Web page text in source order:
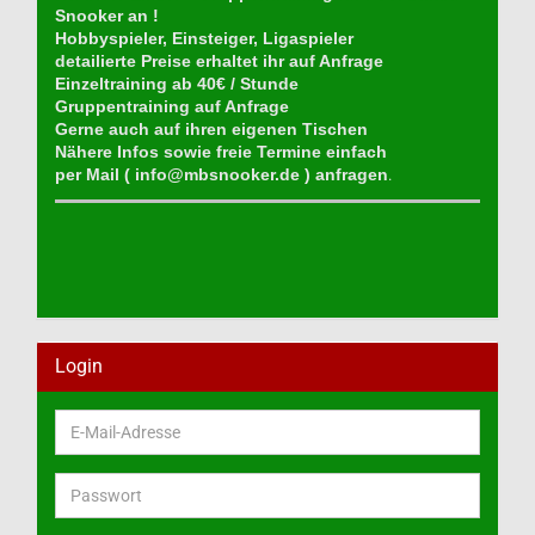
Snooker an !
Hobbyspieler, Einsteiger, Ligaspieler
detailierte Preise erhaltet ihr auf Anfrage
Einzeltraining ab 40€ / Stunde
Gruppentraining auf Anfrage
Gerne auch auf ihren eigenen Tischen
Nähere Infos sowie freie Termine einfach
per Mail ( info@mbsnooker.de ) anfragen.
Login
E-
Mail-
Adresse
Passwort